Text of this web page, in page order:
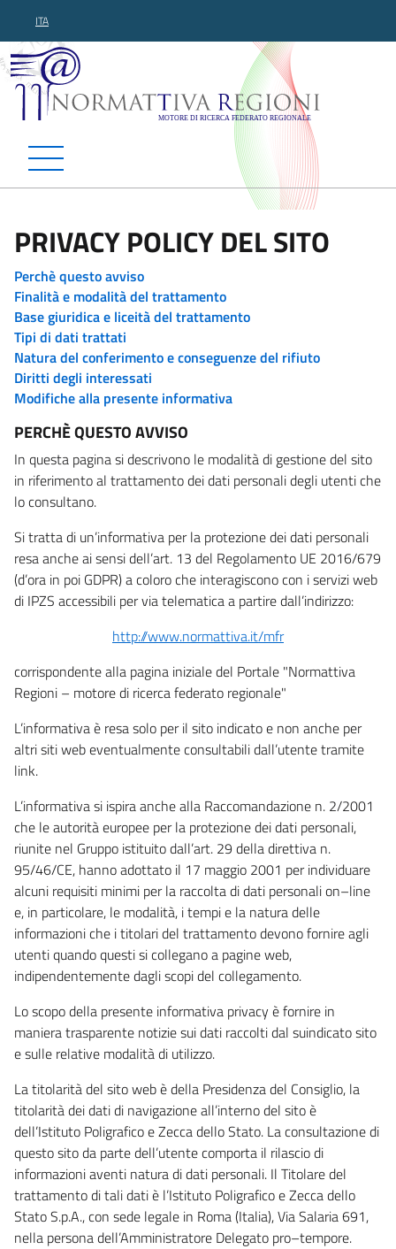
ITA
Normattiva Regioni -
PRIVACY POLICY DEL SITO
Perchè questo avviso
Finalità e modalità del trattamento
Base giuridica e liceità del trattamento
Tipi di dati trattati
Natura del conferimento e conseguenze del rifiuto
Diritti degli interessati
Modifiche alla presente informativa
PERCHÈ QUESTO AVVISO
In questa pagina si descrivono le modalità di gestione del sito
in riferimento al trattamento dei dati personali degli utenti che
lo consultano.
Si tratta di un’informativa per la protezione dei dati personali
resa anche ai sensi dell’art. 13 del Regolamento UE 2016/679
(d’ora in poi GDPR) a coloro che interagiscono con i servizi web
di IPZS accessibili per via telematica a partire dall’indirizzo:
http://www.normattiva.it/mfr
corrispondente alla pagina iniziale del Portale "Normattiva
Regioni – motore di ricerca federato regionale"
L’informativa è resa solo per il sito indicato e non anche per
altri siti web eventualmente consultabili dall’utente tramite
link.
L’informativa si ispira anche alla Raccomandazione n. 2/2001
che le autorità europee per la protezione dei dati personali,
riunite nel Gruppo istituito dall’art. 29 della direttiva n.
95/46/CE, hanno adottato il 17 maggio 2001 per individuare
alcuni requisiti minimi per la raccolta di dati personali on–line
e, in particolare, le modalità, i tempi e la natura delle
informazioni che i titolari del trattamento devono fornire agli
utenti quando questi si collegano a pagine web,
indipendentemente dagli scopi del collegamento.
Lo scopo della presente informativa privacy è fornire in
maniera trasparente notizie sui dati raccolti dal suindicato sito
e sulle relative modalità di utilizzo.
La titolarità del sito web è della Presidenza del Consiglio, la
titolarità dei dati di navigazione all’interno del sito è
dell’Istituto Poligrafico e Zecca dello Stato. La consultazione di
questo sito da parte dell’utente comporta il rilascio di
informazioni aventi natura di dati personali. Il Titolare del
trattamento di tali dati è l’Istituto Poligrafico e Zecca dello
Stato S.p.A., con sede legale in Roma (Italia), Via Salaria 691,
nella persona dell’Amministratore Delegato pro–tempore.